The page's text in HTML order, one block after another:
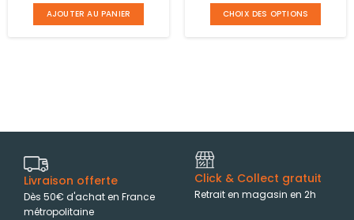
AJOUTER AU PANIER CHOIX DES OPTIONS
Livraison offerte
Dès 50€ d'achat en France
métropolitaine
Click & Collect gratuit
Retrait en magasin en 2h